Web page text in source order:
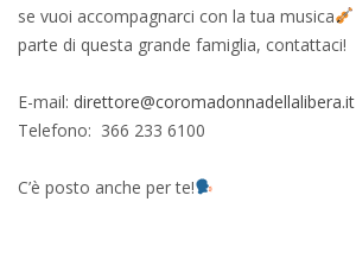
se vuoi accompagnarci con la tua musica
parte di questa grande famiglia, contattaci!
E-mail: direttore@coromadonnadellalibera.it
Telefono: 366 233 6100
C’è posto anche per te!